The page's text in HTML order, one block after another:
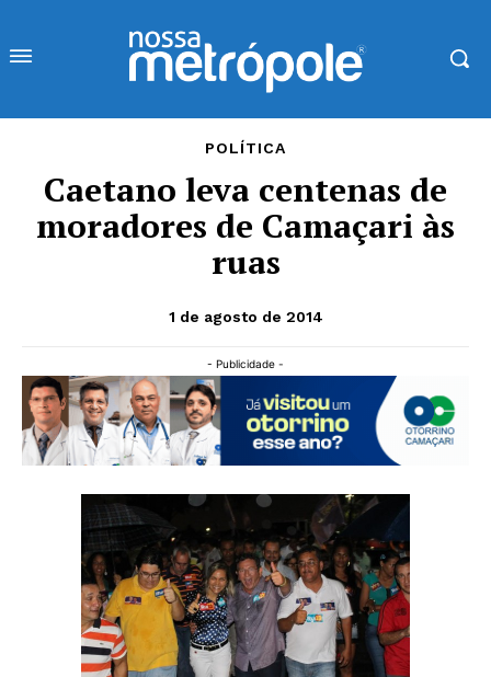
POLÍTICA
Caetano leva centenas de
moradores de Camaçari às
ruas
1 de agosto de 2014
- Publicidade -